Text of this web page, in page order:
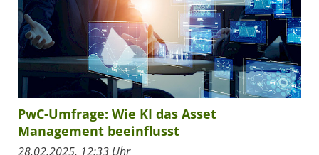
PwC-Umfrage: Wie KI das Asset
Management beeinflusst
28.02.2025, 12:33 Uhr